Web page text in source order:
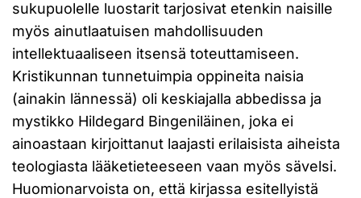
sukupuolelle luostarit tarjosivat etenkin naisille
myös ainutlaatuisen mahdollisuuden
intellektuaaliseen itsensä toteuttamiseen.
Kristikunnan tunnetuimpia oppineita naisia
(ainakin lännessä) oli keskiajalla abbedissa ja
mystikko Hildegard Bingeniläinen, joka ei
ainoastaan kirjoittanut laajasti erilaisista aiheista
teologiasta lääketieteeseen vaan myös sävelsi.
Huomionarvoista on, että kirjassa esitellyistä